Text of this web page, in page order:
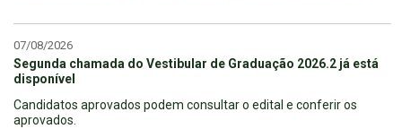
07/08/2026
Segunda chamada do Vestibular de Graduação 2026.2 já está
disponível
Candidatos aprovados podem consultar o edital e conferir os
aprovados.